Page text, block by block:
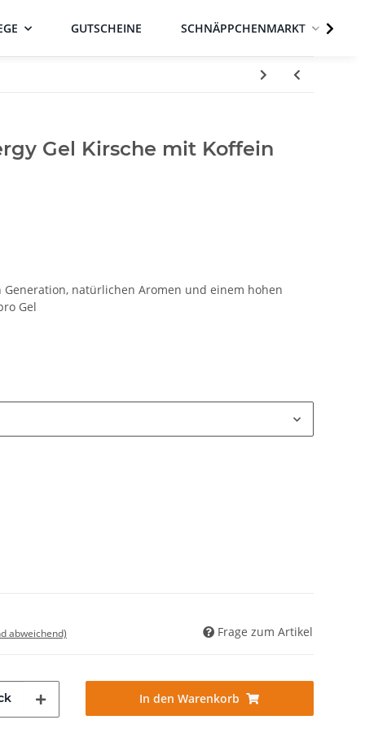
GUTSCHEINE SCHNÄPPCHENMARKT
Gel Kirsche mit Koffein
natürlichen Aromen und einem hohen
Gel
abweichend) Frage zum Artikel
In den Warenkorb